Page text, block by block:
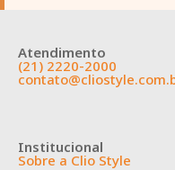
Atendimento
(21) 2220-2000
Institucional
Sobre a Clio Style